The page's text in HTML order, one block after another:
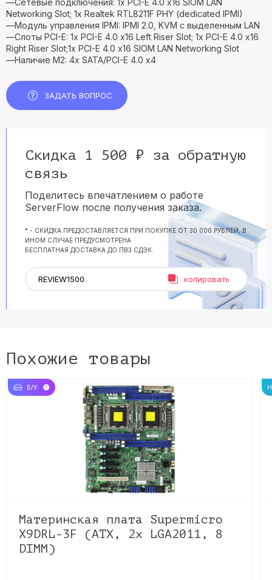
—Сетевые подключения: 1x PCI-E 4.0 x16 SIOM LAN
Networking Slot; 1x Realtek RTL8211F PHY (dedicated IPMI)
—Модуль управления IPMI: IPMI 2.0, KVM с выделенным LAN
—Слоты PCI-E: 1x PCI-E 4.0 x16 Left Riser Slot; 1x PCI-E 4.0 x16
Right Riser Slot;1x PCI-E 4.0 x16 SIOM LAN Networking Slot
—Наличие M2: 4x SATA/PCI-E 4.0 x4
ЗАДАТЬ ВОПРОС
Скидка 1 500 ₽ за обратную
связь
Поделитесь впечатлением о работе
ServerFlow после получения заказа.
* - СКИДКА ПРЕДОСТАВЛЯЕТСЯ ПРИ ПОКУПКЕ ОТ 30 000 РУБЛЕЙ, В
ИНОМ СЛУЧАЕ ПРЕДУСМОТРЕНА
БЕСПЛАТНАЯ ДОСТАВКА ДО ПВЗ СДЭК.
копировать
Похожие товары
Б/У
Материнская плата Supermicro
X9DRL-3F (ATX, 2х LGA2011, 8
DIMM)